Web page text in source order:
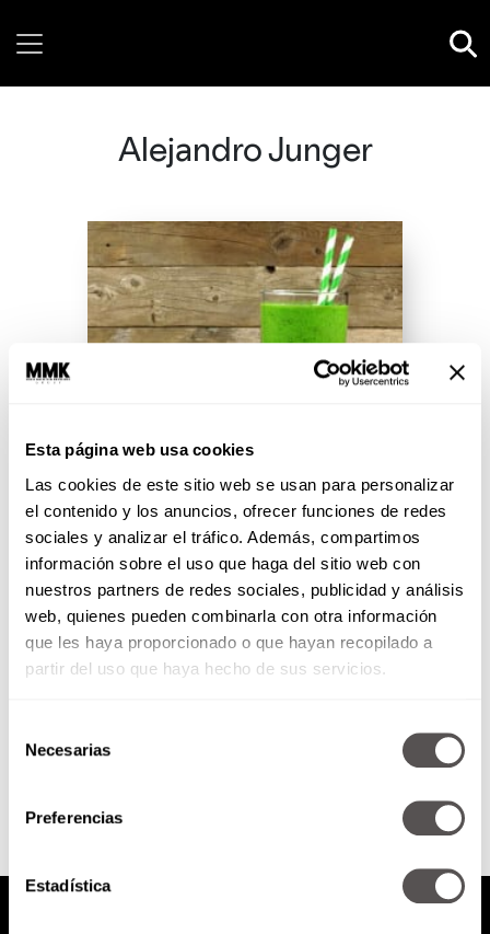
Esta página web usa cookies
Las cookies de este sitio web se usan para personalizar
el contenido y los anuncios, ofrecer funciones de redes
sociales y analizar el tráfico. Además, compartimos
información sobre el uso que haga del sitio web con
nuestros partners de redes sociales, publicidad y análisis
web, quienes pueden combinarla con otra información
que les haya proporcionado o que hayan recopilado a
partir del uso que haya hecho de sus servicios.
Necesarias
Preferencias
Estadística
Alejandro Junger
Desintoxica tu cuerpo: El
método Clean de Alejandro
Junger
Ana Paula Carral Especialista en
nutrición, salud y bienestar;
promotora, escritora y oradora
motivaciona FB: alternativa.life